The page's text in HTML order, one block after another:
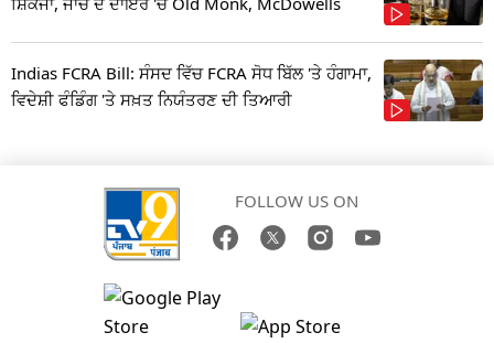
Indias FCRA Bill: ਸੰਸਦ ਵਿੱਚ FCRA ਸੋਧ ਬਿੱਲ 'ਤੇ ਹੰਗਾਮਾ,
ਵਿਦੇਸ਼ੀ ਫੰਡਿੰਗ 'ਤੇ ਸਖ਼ਤ ਨਿਯੰਤਰਣ ਦੀ ਤਿਆਰੀ
FOLLOW US ON